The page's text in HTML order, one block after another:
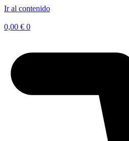
Ir al contenido
0,00 € 0